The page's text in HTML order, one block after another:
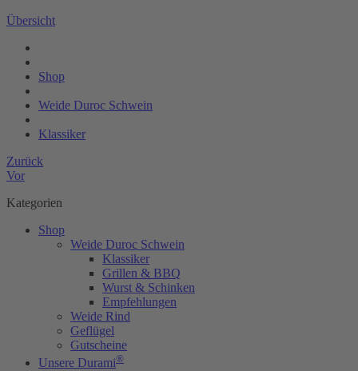
Übersicht
Shop
Weide Duroc Schwein
Klassiker
Zurück
Vor
Kategorien
Shop
Weide Duroc Schwein
Klassiker
Grillen & BBQ
Wurst & Schinken
Empfehlungen
Weide Rind
Geflügel
Gutscheine
Unsere Durami®